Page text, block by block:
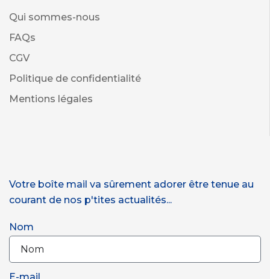
Qui sommes-nous
FAQs
CGV
Politique de confidentialité
Mentions légales
Votre boîte mail va sûrement adorer être tenue au
courant de nos p'tites actualités...
Nom